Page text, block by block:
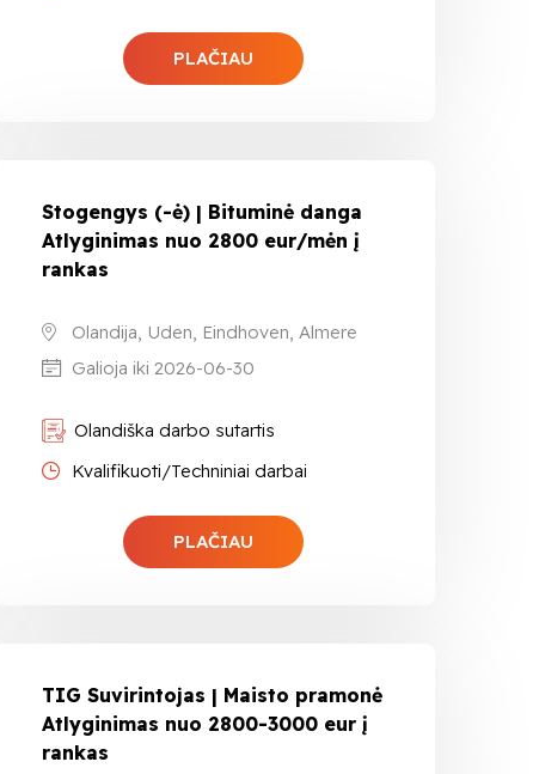
PLAČIAU
Stogengys (-ė) | Bituminė danga
Atlyginimas nuo 2800 eur/mėn į
rankas
Olandija, Uden, Eindhoven, Almere
Galioja iki 2026-06-30
Olandiška darbo sutartis
Kvalifikuoti/Techniniai darbai
PLAČIAU
TIG Suvirintojas | Maisto pramonė
Atlyginimas nuo 2800-3000 eur į
rankas